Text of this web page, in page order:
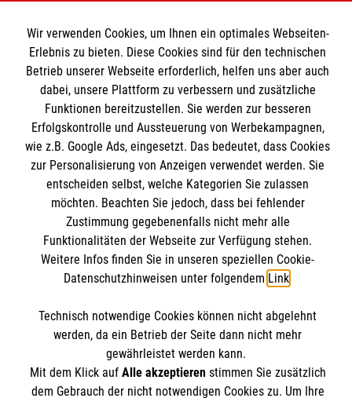
Angebote und Leistungen
Unsere Kurse
Mitarbeiten & Stellenangebote
Wir Malteser
Informationen
Kontakt
Impressum
Datenschutz
Malteser online
Malteserorden
Malteser Jugend
Malteser International
Sharepoint
Spendenkonto
Empfänger: Malteser Hilfsdienst e.V.
IBAN: DE54370601201201206010
BIC: GENODED1PA7
Soziale Netzwerke
Der Malteser Hilfsdienst e.V. ist als eingetragene
Wir verwenden Cookies, um Ihnen ein optimales Webseiten-
Erlebnis zu bieten. Diese Cookies sind für den technischen
Betrieb unserer Webseite erforderlich, helfen uns aber auch
dabei, unsere Plattform zu verbessern und zusätzliche
Funktionen bereitzustellen. Sie werden zur besseren
Erfolgskontrolle und Aussteuerung von Werbekampagnen,
wie z.B. Google Ads, eingesetzt. Das bedeutet, dass Cookies
zur Personalisierung von Anzeigen verwendet werden. Sie
entscheiden selbst, welche Kategorien Sie zulassen
möchten. Beachten Sie jedoch, dass bei fehlender
Zustimmung gegebenenfalls nicht mehr alle
Funktionalitäten der Webseite zur Verfügung stehen.
Weitere Infos finden Sie in unseren speziellen Cookie-
Datenschutzhinweisen unter folgendem Link.
Technisch notwendige Cookies können nicht abgelehnt
werden, da ein Betrieb der Seite dann nicht mehr
gewährleistet werden kann.
Mit dem Klick auf Alle akzeptierenstimmen Sie zusätzlich
dem Gebrauch der nicht notwendigen Cookies zu. Um Ihre